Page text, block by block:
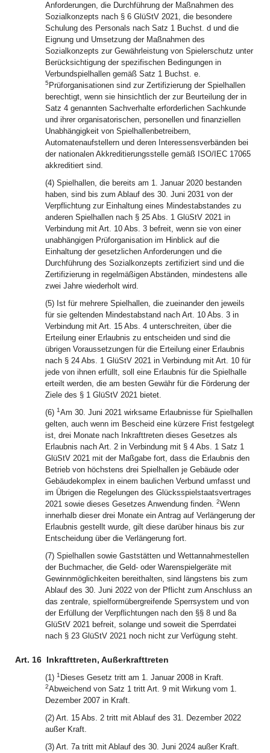
Anforderungen, die Durchführung der Maßnahmen des
Sozialkonzepts nach § 6 GlüStV 2021, die besondere
Schulung des Personals nach Satz 1 Buchst. d und die
Eignung und Umsetzung der Maßnahmen des
Sozialkonzepts zur Gewährleistung von Spielerschutz unter
Berücksichtigung der spezifischen Bedingungen in
Verbundspielhallen gemäß Satz 1 Buchst. e.
5 Prüforganisationen sind zur Zertifizierung der Spielhallen
berechtigt, wenn sie hinsichtlich der zur Beurteilung der in
Satz 4 genannten Sachverhalte erforderlichen Sachkunde
und ihrer organisatorischen, personellen und finanziellen
Unabhängigkeit von Spielhallenbetreibern,
Automatenaufstellern und deren Interessensverbänden bei
der nationalen Akkreditierungsstelle gemäß ISO/IEC 17065
akkreditiert sind.
(4) Spielhallen, die bereits am 1. Januar 2020 bestanden
haben, sind bis zum Ablauf des 30. Juni 2031 von der
Verpflichtung zur Einhaltung eines Mindestabstandes zu
anderen Spielhallen nach § 25 Abs. 1 GlüStV 2021 in
Verbindung mit Art. 10 Abs. 3 befreit, wenn sie von einer
unabhängigen Prüforganisation im Hinblick auf die
Einhaltung der gesetzlichen Anforderungen und die
Durchführung des Sozialkonzepts zertifiziert sind und die
Zertifizierung in regelmäßigen Abständen, mindestens alle
zwei Jahre wiederholt wird.
(5) Ist für mehrere Spielhallen, die zueinander den jeweils
für sie geltenden Mindestabstand nach Art. 10 Abs. 3 in
Verbindung mit Art. 15 Abs. 4 unterschreiten, über die
Erteilung einer Erlaubnis zu entscheiden und sind die
übrigen Voraussetzungen für die Erteilung einer Erlaubnis
nach § 24 Abs. 1 GlüStV 2021 in Verbindung mit Art. 10 für
jede von ihnen erfüllt, soll eine Erlaubnis für die Spielhalle
erteilt werden, die am besten Gewähr für die Förderung der
Ziele des § 1 GlüStV 2021 bietet.
(6) 1Am 30. Juni 2021 wirksame Erlaubnisse für Spielhallen
gelten, auch wenn im Bescheid eine kürzere Frist festgelegt
ist, drei Monate nach Inkrafttreten dieses Gesetzes als
Erlaubnis nach Art. 2 in Verbindung mit § 4 Abs. 1 Satz 1
GlüStV 2021 mit der Maßgabe fort, dass die Erlaubnis den
Betrieb von höchstens drei Spielhallen je Gebäude oder
Gebäudekomplex in einem baulichen Verbund umfasst und
im Übrigen die Regelungen des Glücksspielstaatsvertrages
2021 sowie dieses Gesetzes Anwendung finden. 2Wenn
innerhalb dieser drei Monate ein Antrag auf Verlängerung der
Erlaubnis gestellt wurde, gilt diese darüber hinaus bis zur
Entscheidung über die Verlängerung fort.
(7) Spielhallen sowie Gaststätten und Wettannahmestellen
der Buchmacher, die Geld- oder Warenspielgeräte mit
Gewinnmöglichkeiten bereithalten, sind längstens bis zum
Ablauf des 30. Juni 2022 von der Pflicht zum Anschluss an
das zentrale, spielformübergreifende Sperrsystem und von
der Erfüllung der Verpflichtungen nach den §§ 8 und 8a
GlüStV 2021 befreit, solange und soweit die Sperrdatei
nach § 23 GlüStV 2021 noch nicht zur Verfügung steht.
Art. 16 Inkrafttreten, Außerkrafttreten
(1) 1 Dieses Gesetz tritt am 1. Januar 2008 in Kraft.
2Abweichend von Satz 1 tritt Art. 9 mit Wirkung vom 1.
Dezember 2007 in Kraft.
(2) Art. 15 Abs. 2 tritt mit Ablauf des 31. Dezember 2022
außer Kraft.
(3) Art. 7a tritt mit Ablauf des 30. Juni 2024 außer Kraft.